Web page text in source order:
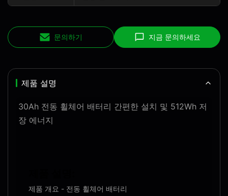
문의하기 지금 문의하세요
제품 설명
30Ah 전동 휠체어 배터리 간편한 설치 및 512Wh 저
장 에너지
제품 개요 - 전동 휠체어 배터리